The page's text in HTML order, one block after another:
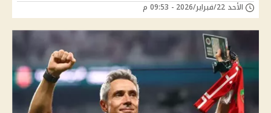
الأحد 22/فبراير/2026 - 09:53 م